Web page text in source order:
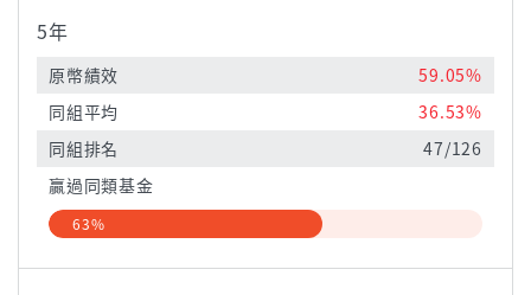
5年
原幣績效
59.05%
同組平均
36.53%
同組排名
47/126
贏過同類基金
63%